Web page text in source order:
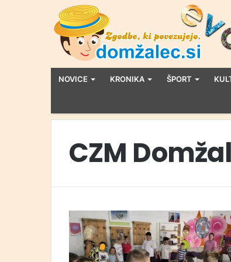
NOVICE KRONIKA ŠPORT
CZM